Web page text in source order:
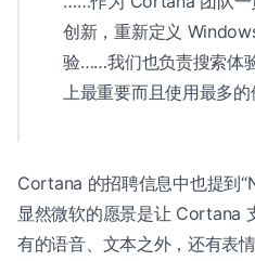
创新，重新定义
验……我们也负责搜索体
上最重要而且使用最多的
Cortana 的招聘信息中也提到
显然微软的愿景是让 Cortana
有的语音、文本之外，还有表